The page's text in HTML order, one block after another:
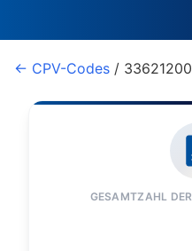
← CPV-Codes / 33621200
GESAMTZAHL